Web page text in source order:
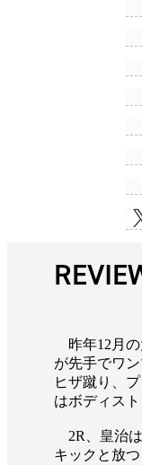
昨年12月の
が先手でワ
ヒザ蹴り、
はボディス
2R、皇治は
キックと放